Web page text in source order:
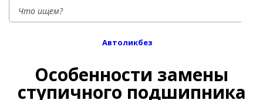
Автоликбез
Особенности замены
ступичного подшипника